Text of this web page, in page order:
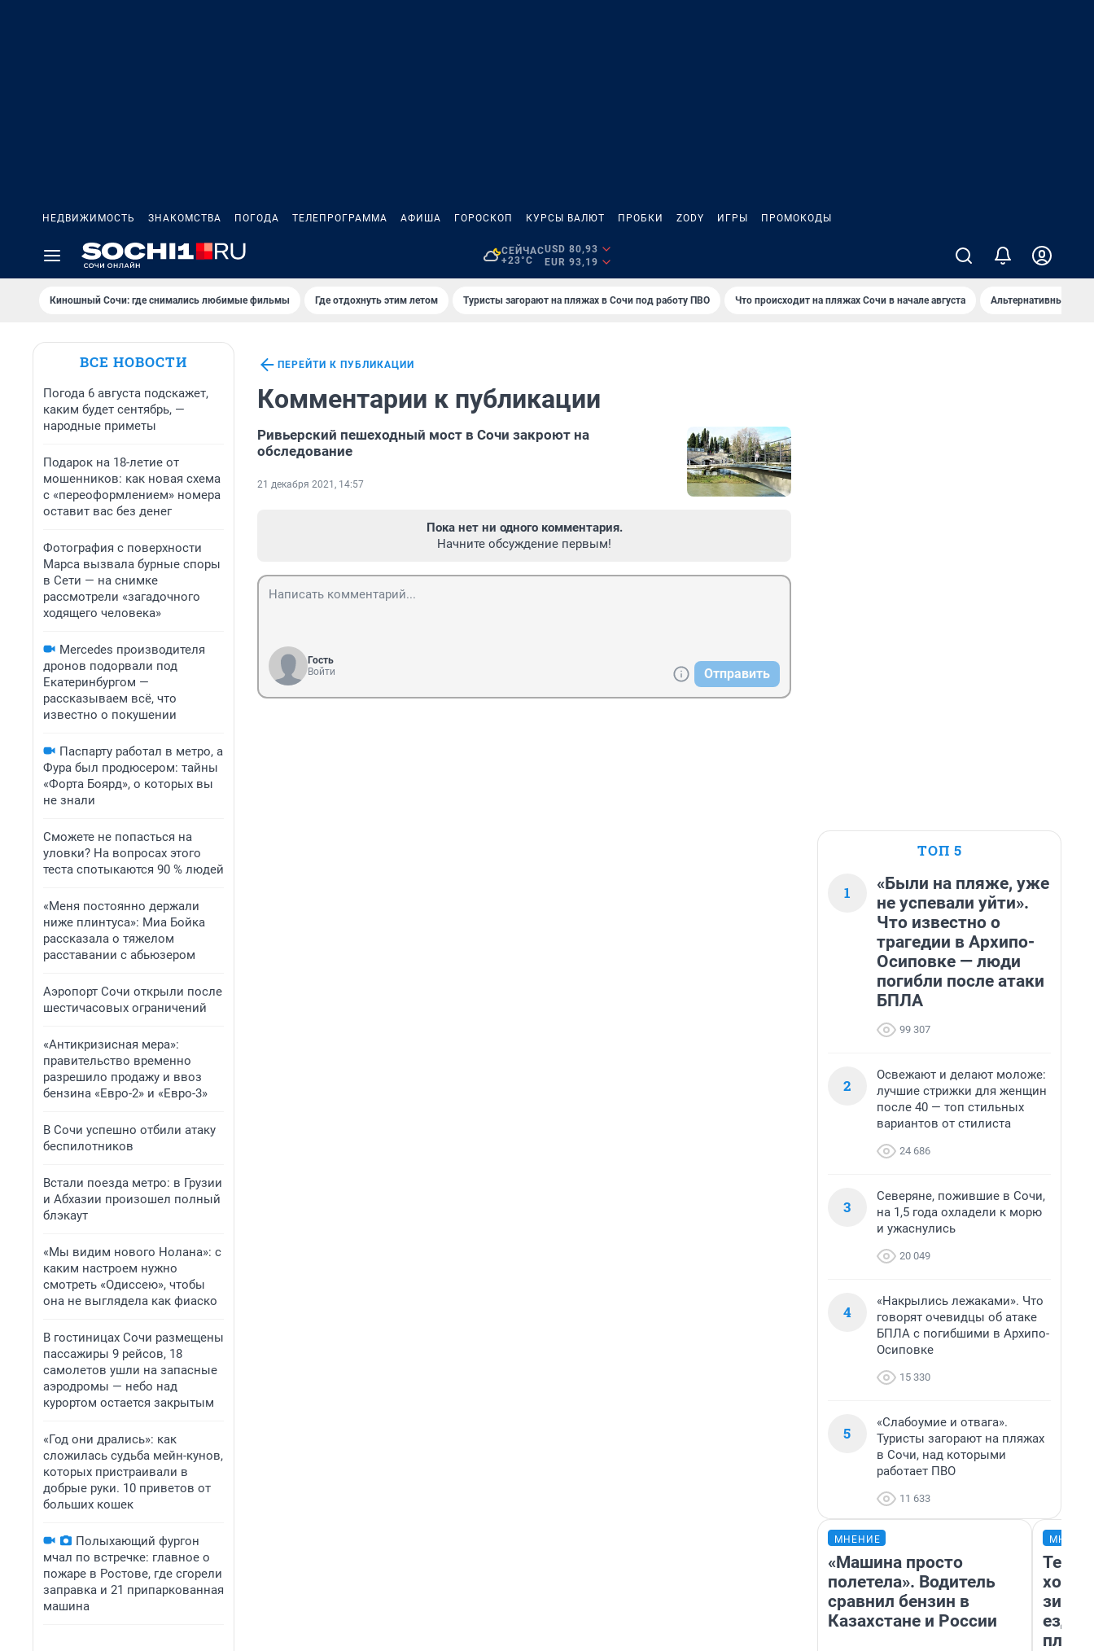
НЕДВИЖИМОСТЬ ЗНАКОМСТВА ПОГОДА ТЕЛЕПРОГРАММА АФИША ГОРОСКОП КУРСЫ ВАЛЮТ ПРОБКИ ZODY ИГРЫ ПРОМОКОДЫ
СЕЙЧАС
+23°C
USD 80,93
EUR 93,19
Киношный Сочи: где снимались любимые фильмы Где отдохнуть этим летом Туристы загорают на пляжах в Сочи под работу ПВО Что происходит на пляжах Сочи в начале августа Альтернативный
ВСЕ НОВОСТИ
Погода 6 августа подскажет,
каким будет сентябрь, —
народные приметы
Подарок на 18-летие от
мошенников: как новая схема
с «переоформлением» номера
оставит вас без денег
Фотография с поверхности
Марса вызвала бурные споры
в Сети — на снимке
рассмотрели «загадочного
ходящего человека»
Mercedes производителя
дронов подорвали под
Екатеринбургом —
рассказываем всё, что
известно о покушении
Паспарту работал в метро, а
Фура был продюсером: тайны
«Форта Боярд», о которых вы
не знали
Сможете не попасться на
уловки? На вопросах этого
теста спотыкаются 90 % людей
«Меня постоянно держали
ниже плинтуса»: Миа Бойка
рассказала о тяжелом
расставании с абьюзером
Аэропорт Сочи открыли после
шестичасовых ограничений
«Антикризисная мера»:
правительство временно
разрешило продажу и ввоз
бензина «Евро-2» и «Евро-3»
В Сочи успешно отбили атаку
беспилотников
Встали поезда метро: в Грузии
и Абхазии произошел полный
блэкаут
«Мы видим нового Нолана»: с
каким настроем нужно
смотреть «Одиссею», чтобы
она не выглядела как фиаско
В гостиницах Сочи размещены
пассажиры 9 рейсов, 18
самолетов ушли на запасные
аэродромы — небо над
курортом остается закрытым
«Год они дрались»: как
сложилась судьба мейн-кунов,
которых пристраивали в
добрые руки. 10 приветов от
больших кошек
Полыхающий фургон
мчал по встречке: главное о
пожаре в Ростове, где сгорели
заправка и 21 припаркованная
машина
ПЕРЕЙТИ К ПУБЛИКАЦИИ
Комментарии к публикации
Ривьерский пешеходный мост в Сочи закроют на
обследование
21 декабря 2021, 14:57
Пока нет ни одного комментария.
Начните обсуждение первым!
Гость
Войти
Отправить
ТОП 5
1
«Были на пляже, уже
не успевали уйти».
Что известно о
трагедии в Архипо-
Осиповке — люди
погибли после атаки
БПЛА
99 307
2
Освежают и делают моложе:
лучшие стрижки для женщин
после 40 — топ стильных
вариантов от стилиста
24 686
3
Северяне, пожившие в Сочи,
на 1,5 года охладели к морю
и ужаснулись
20 049
4
«Накрылись лежаками». Что
говорят очевидцы об атаке
БПЛА с погибшими в Архипо-
Осиповке
15 330
5
«Слабоумие и отвага».
Туристы загорают на пляжах
в Сочи, над которыми
работает ПВО
11 633
МНЕНИЕ
«Машина просто
полетела». Водитель
сравнил бензин в
Казахстане и России
ездит